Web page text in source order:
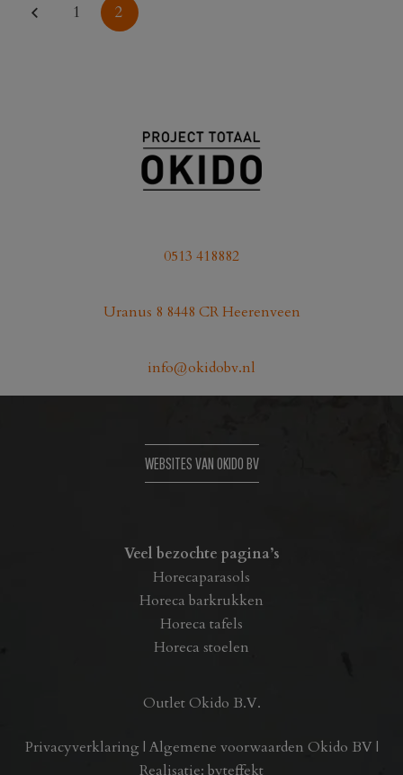
1 2
0513 418882
Uranus 8 8448 CR Heerenveen
info@okidobv.nl
WEBSITES VAN OKIDO BV
Veel bezochte pagina’s
Horecaparasols
Horeca barkrukken
Horeca tafels
Horeca stoelen
Outlet Okido B.V.
Privacyverklaring | Algemene voorwaarden Okido BV |
Realisatie: byteffekt